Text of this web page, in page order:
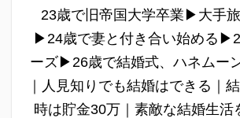
23歳で旧帝国大学卒業▶︎大手
▶︎24歳で妻と付き合い始める
ーズ▶︎26歳で結婚式、ハネムー
｜人見知りでも結婚はできる｜
時は貯金30万｜素敵な結婚生活